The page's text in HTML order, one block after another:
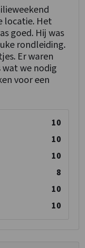
locatie. Het
goed. Hij was
rondleiding.
Er waren
we nodig
voor een
10
10
10
8
10
10